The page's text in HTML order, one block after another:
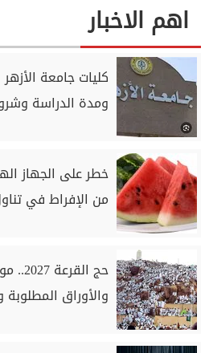
اهم الاخبار
ومدة الدراسة
خطر على الجهاز
من الإفراط في
حج
والأوراق